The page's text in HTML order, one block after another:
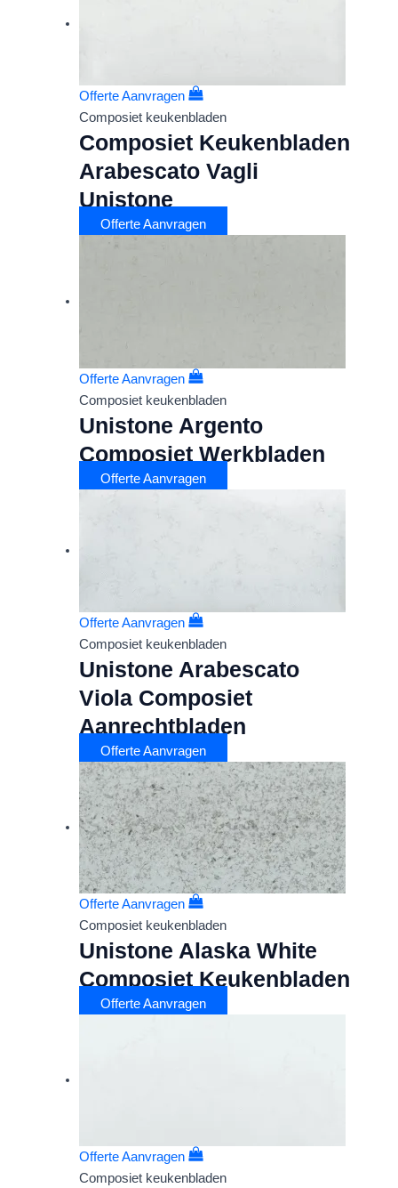
Offerte Aanvragen
Composiet keukenbladen
Composiet Keukenbladen
Arabescato Vagli
Unistone
Offerte Aanvragen
Offerte Aanvragen
Composiet keukenbladen
Unistone Argento
Composiet Werkbladen
Offerte Aanvragen
Offerte Aanvragen
Composiet keukenbladen
Unistone Arabescato
Viola Composiet
Aanrechtbladen
Offerte Aanvragen
Offerte Aanvragen
Composiet keukenbladen
Unistone Alaska White
Composiet Keukenbladen
Offerte Aanvragen
Offerte Aanvragen
Composiet keukenbladen